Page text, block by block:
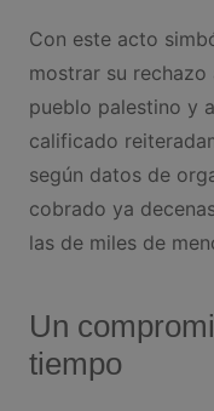
Con este acto
mostrar su
pueblo palestino y
calificado
según datos de
cobrado ya
las de miles de
Un
tiempo